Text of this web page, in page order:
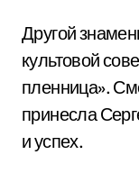
Другой
культовой
пленница».
принесла
и успех.